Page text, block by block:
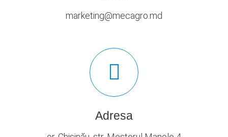
marketing@mecagro.md
Adresa